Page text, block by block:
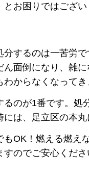
とお困りではござい
するのは一苦労
面倒になり、雑
からなくなってき
のが1番です。処
は、 足立区の本丸
OK！燃える燃え
のでご安心くださ